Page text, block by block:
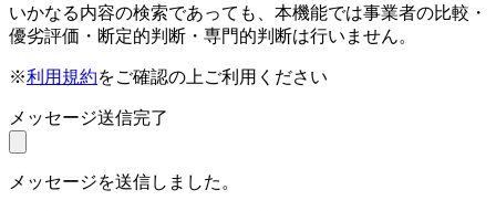
いかなる内容の検索であっても、本機能では事業者の比較・
優劣評価・断定的判断・専門的判断は行いません。
※利用規約をご確認の上ご利用ください
メッセージ送信完了
メッセージを送信しました。